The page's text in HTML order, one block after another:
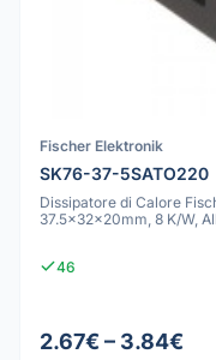
Fischer Elektronik
SK76-37-5SATO220
Dissipatore di Calore
37.5x32x20mm, 8 K/W,
46
2.67€ – 3.84€